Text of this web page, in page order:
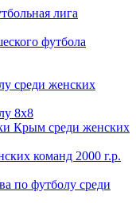
лига
футбола
среди женских
8х8
Крым среди женских
команд 2000 г.р.
по футболу среди